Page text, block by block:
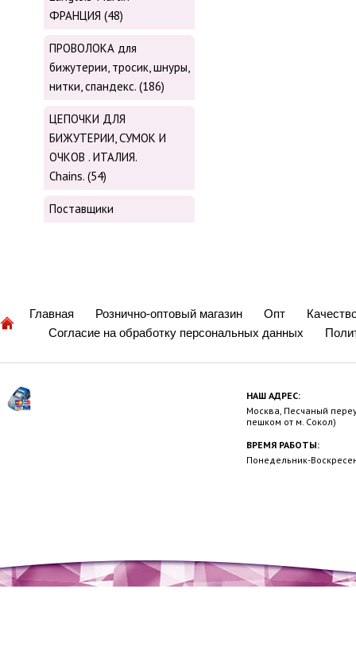
ФРАНЦИЯ (48)
ПРОВОЛОКА для
бижутерии, тросик, шнуры,
нитки, cпандекс. (186)
ЦЕПОЧКИ ДЛЯ
БИЖУТЕРИИ, СУМОК И
ОЧКОВ . ИТАЛИЯ.
Chains. (54)
Поставщики
Главная Рознично-оптовый магазин Опт
Согласие на обработку персональных данных
НАШ АДРЕС:
Москва, Песчаный
пешком от м. Сокол)
ВРЕМЯ РАБОТЫ:
Понедельник-